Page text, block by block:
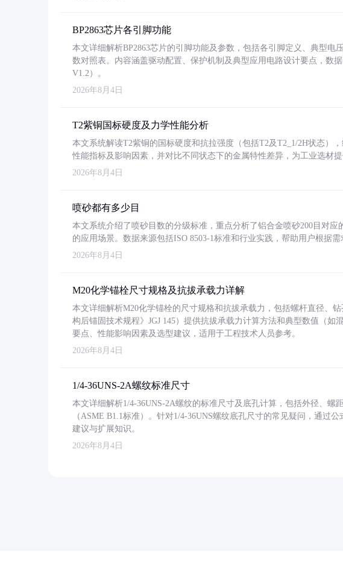
BP2863芯片各引脚功能
本文详细解析BP2863芯片的引脚功能及参数，包括各引脚定义、典型电
数对照表。内容涵盖驱动配置、保护机制及典型应用电路设计要点，数
V1.2）。
2026年8月4日
T2紫铜国标硬度及力学性能分析
本文系统解读T2紫铜的国标硬度和抗拉强度（包括T2及T2_1/2H状态）
性能指标及影响因素，并对比不同状态下的金属特性差异，为工业选材提
2026年8月4日
喷砂都有多少目
本文系统介绍了喷砂目数的分级标准，重点分析了铝合金喷砂200目对应
的应用场景。数据来源包括ISO 8503-1标准和行业实践，帮助用户根据需
2026年8月4日
M20化学锚栓尺寸规格及抗拔承载力详解
本文详细解析M20化学锚栓的尺寸规格和抗拔承载力，包括螺杆直径、
构后锚固技术规程》JGJ 145）提供抗拔承载力计算方法和典型数值（如
要点、性能影响因素及选型建议，适用于工程技术人员参考。
2026年8月4日
1/4-36UNS-2A螺纹标准尺寸
本文详细解析1/4-36UNS-2A螺纹的标准尺寸及底孔计算，包括外径、螺
（ASME B1.1标准）。针对1/4-36UNS螺纹底孔尺寸的常见疑问，通过
建议与扩展知识。
2026年8月4日